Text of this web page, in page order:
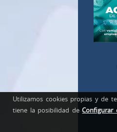
Utilizamos cookies propias y de
tiene la posibilidad deConfigurar